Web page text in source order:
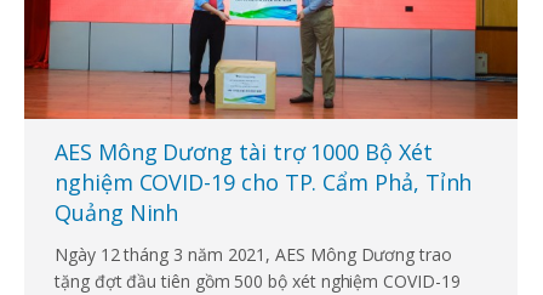
AES Mông Dương tài trợ 1000 Bộ Xét
nghiệm COVID-19 cho TP. Cẩm Phả, Tỉnh
Quảng Ninh
Ngày 12 tháng 3 năm 2021, AES Mông Dương trao
tặng đợt đầu tiên gồm 500 bộ xét nghiệm COVID-19